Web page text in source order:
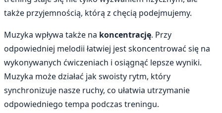
także przyjemnością, którą z chęcią podejmujemy.
Muzyka wpływa także na koncentrację. Przy
odpowiedniej melodii łatwiej jest skoncentrować się na
wykonywanych ćwiczeniach i osiągnąć lepsze wyniki.
Muzyka może działać jak swoisty rytm, który
synchronizuje nasze ruchy, co ułatwia utrzymanie
odpowiedniego tempa podczas treningu.